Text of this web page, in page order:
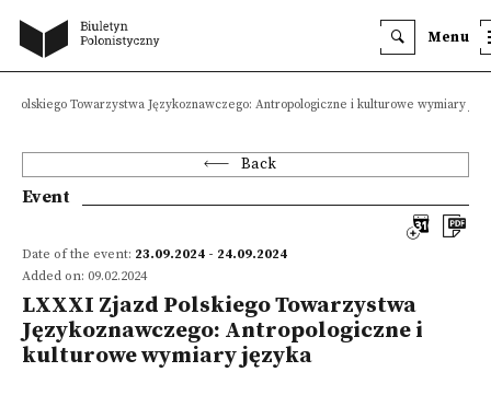
Menu
Polskiego Towarzystwa Językoznawczego: Antropologiczne i kulturowe wymiary
Back
Event
Date of the event: 23.09.2024 - 24.09.2024
Added on: 09.02.2024
LXXXI Zjazd Polskiego Towarzystwa
Językoznawczego: Antropologiczne i
kulturowe wymiary języka